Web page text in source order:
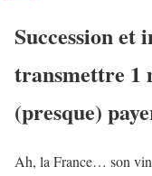
Succession
transmettre 1
(presque)
Ah, la France… son